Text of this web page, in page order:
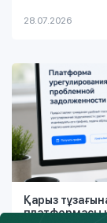
28.07.2026
Қарыз
платформасы